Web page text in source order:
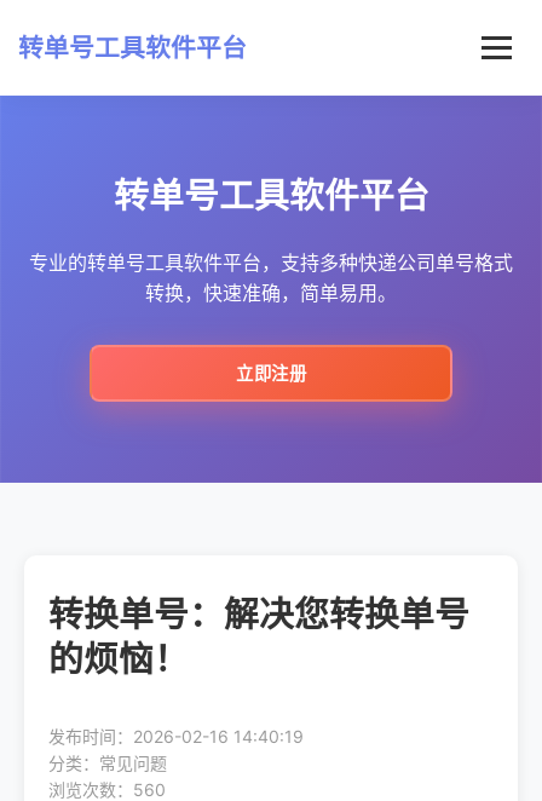
转单号工具软件平台
常见问题
最新资讯
转单号工具软件平台
专业的转单号工具软件平台，支持多种快递公司单号格式
转换，快速准确，简单易用。
立即注册
转换单号：解决您转换单号
的烦恼！
发布时间：2026-02-16 14:40:19
分类：常见问题
浏览次数：560